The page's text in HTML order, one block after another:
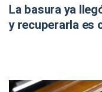
La basura ya
y recuperarla es